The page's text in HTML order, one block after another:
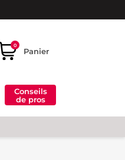
0
Panier
Conseils
de pros